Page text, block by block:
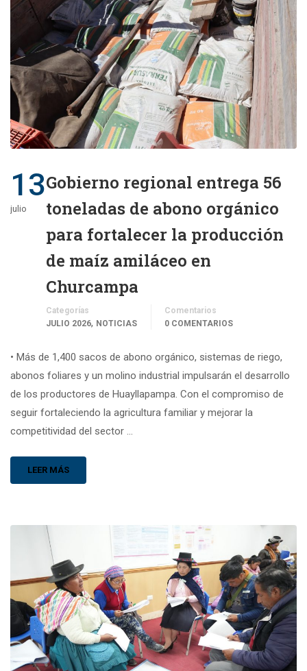
13
julio
Gobierno regional entrega 56
toneladas de abono orgánico
para fortalecer la producción
de maíz amiláceo en
Churcampa
Categorías
JULIO 2026, NOTICIAS
Comentarios
0 COMENTARIOS
• Más de 1,400 sacos de abono orgánico, sistemas de riego,
abonos foliares y un molino industrial impulsarán el desarrollo
de los productores de Huayllapampa. Con el compromiso de
seguir fortaleciendo la agricultura familiar y mejorar la
competitividad del sector …
LEER MÁS